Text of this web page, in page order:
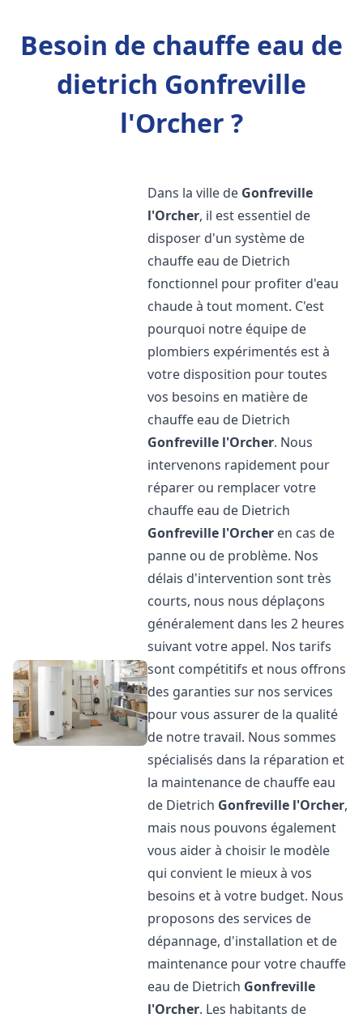
Besoin de chauffe eau de
dietrich Gonfreville
l'Orcher ?
Dans la ville de Gonfreville
l'Orcher, il est essentiel de
disposer d'un système de
chauffe eau de Dietrich
fonctionnel pour profiter d'eau
chaude à tout moment. C'est
pourquoi notre équipe de
plombiers expérimentés est à
votre disposition pour toutes
vos besoins en matière de
chauffe eau de Dietrich
Gonfreville l'Orcher. Nous
intervenons rapidement pour
réparer ou remplacer votre
chauffe eau de Dietrich
Gonfreville l'Orcher en cas de
panne ou de problème. Nos
délais d'intervention sont très
courts, nous nous déplaçons
généralement dans les 2 heures
suivant votre appel. Nos tarifs
sont compétitifs et nous offrons
des garanties sur nos services
pour vous assurer de la qualité
de notre travail. Nous sommes
spécialisés dans la réparation et
la maintenance de chauffe eau
de Dietrich Gonfreville l'Orcher,
mais nous pouvons également
vous aider à choisir le modèle
qui convient le mieux à vos
besoins et à votre budget. Nous
proposons des services de
dépannage, d'installation et de
maintenance pour votre chauffe
eau de Dietrich Gonfreville
l'Orcher. Les habitants de